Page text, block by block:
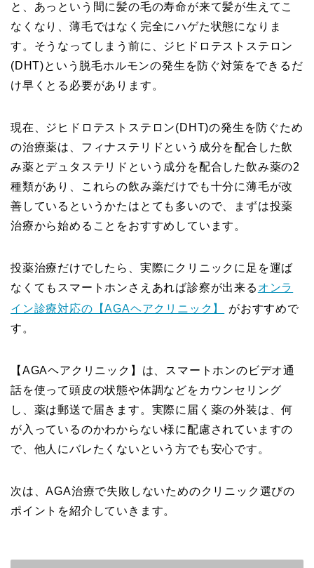
と、あっという間に髪の毛の寿命が来て髪が生えてこ
なくなり、薄毛ではなく完全にハゲた状態になりま
す。そうなってしまう前に、ジヒドロテストステロン
(DHT)という脱毛ホルモンの発生を防ぐ対策をできるだ
け早くとる必要があります。
現在、ジヒドロテストステロン(DHT)の発生を防ぐため
の治療薬は、フィナステリドという成分を配合した飲
み薬とデュタステリドという成分を配合した飲み薬の2
種類があり、これらの飲み薬だけでも十分に薄毛が改
善しているというかたはとても多いので、まずは投薬
治療から始めることをおすすめしています。
投薬治療だけでしたら、実際にクリニックに足を運ば
なくてもスマートホンさえあれば診察が出来る オンラ
イン診療対応の【AGAヘアクリニック】
がおすすめで
す。
【AGAヘアクリニック】は、スマートホンのビデオ通
話を使って頭皮の状態や体調などをカウンセリング
し、薬は郵送で届きます。実際に届く薬の外装は、何
が入っているのかわからない様に配慮されていますの
で、他人にバレたくないという方でも安心です。
次は、AGA治療で失敗しないためのクリニック選びの
ポイントを紹介していきます。